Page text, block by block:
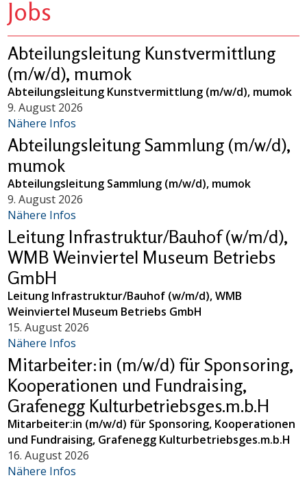
Jobs
Abteilungsleitung Kunstvermittlung
(m/w/d), mumok
Abteilungsleitung Kunstvermittlung (m/w/d), mumok
9. August 2026
Nähere Infos
Abteilungsleitung Sammlung (m/w/d),
mumok
Abteilungsleitung Sammlung (m/w/d), mumok
9. August 2026
Nähere Infos
Leitung Infrastruktur/Bauhof (w/m/d),
WMB Weinviertel Museum Betriebs
GmbH
Leitung Infrastruktur/Bauhof (w/m/d), WMB
Weinviertel Museum Betriebs GmbH
15. August 2026
Nähere Infos
Mitarbeiter:in (m/w/d) für Sponsoring,
Kooperationen und Fundraising,
Grafenegg Kulturbetriebsges.m.b.H
Mitarbeiter:in (m/w/d) für Sponsoring, Kooperationen
und Fundraising, Grafenegg Kulturbetriebsges.m.b.H
16. August 2026
Nähere Infos